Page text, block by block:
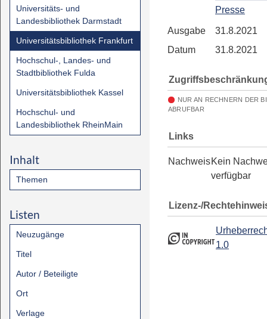
Universitäts- und
Landesbibliothek Darmstadt
Universitätsbibliothek Frankfurt
Hochschul-, Landes- und
Stadtbibliothek Fulda
Universitätsbibliothek Kassel
Hochschul- und
Landesbibliothek RheinMain
Inhalt
Themen
Listen
Neuzugänge
Titel
Autor / Beteiligte
Ort
Verlage
Presse
Ausgabe
31.8.2021
Datum
31.8.2021
NUR AN RECHNERN DER
ABRUFBAR
Links
NachweisKein
verfügbar
Lizenz-/
1.0